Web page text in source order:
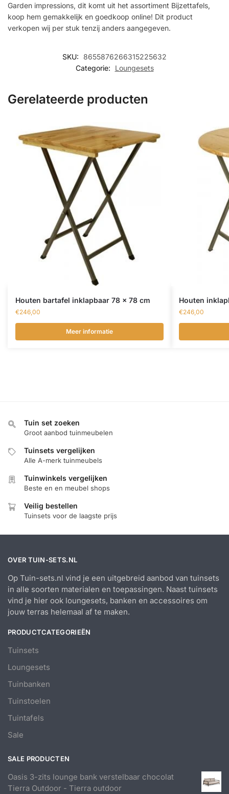
Garden impressions, dit komt uit het assortiment Bijzettafels,
koop hem gemakkelijk en goedkoop online! Dit product
verkopen wij per stuk tenzij anders aangegeven.
SKU:
8655876266315225632
Categorie:
Loungesets
Gerelateerde producten
Houten bartafel inklapbaar 78 x 78 cm
€246,00
Meer informatie
Houten
€246,00
Tuin set zoeken
Groot aanbod tuinmeubelen
Tuinsets vergelijken
Alle A-merk tuinmeubels
Tuinwinkels vergelijken
Beste en en meubel shops
Veilig bestellen
Tuinsets voor de laagste prijs
OVER TUIN-SETS.NL
Op Tuin-sets.nl vind je een uitgebreid aanbod van tuinsets
in alle soorten materialen en toepassingen. Naast tuinsets
vind je hier ook loungesets, banken en accessoires om
jouw terras helemaal af te maken.
PRODUCTCATEGORIEËN
Tuinsets
Loungesets
Tuinbanken
Tuinstoelen
Tuintafels
Sale
SALE PRODUCTEN
Oasis 3-zits lounge bank verstelbaar chocolat
Tierra Outdoor - Tierra outdoor